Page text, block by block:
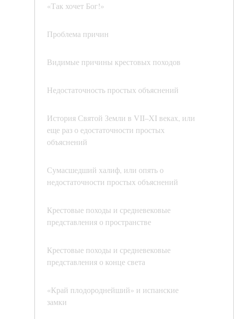
«Так хочет Бог!»
Проблема причин
Видимые причины крестовых походов
Недостаточность простых объяснений
История Святой Земли в VII–XI веках, или
еще раз о едостаточности простых
объяснений
Сумасшедший халиф, или опять о
недостаточности простых объяснений
Крестовые походы и средневековые
представления о пространстве
Крестовые походы и средневековые
представления о конце света
«Край плодороднейший» и испанские
замки